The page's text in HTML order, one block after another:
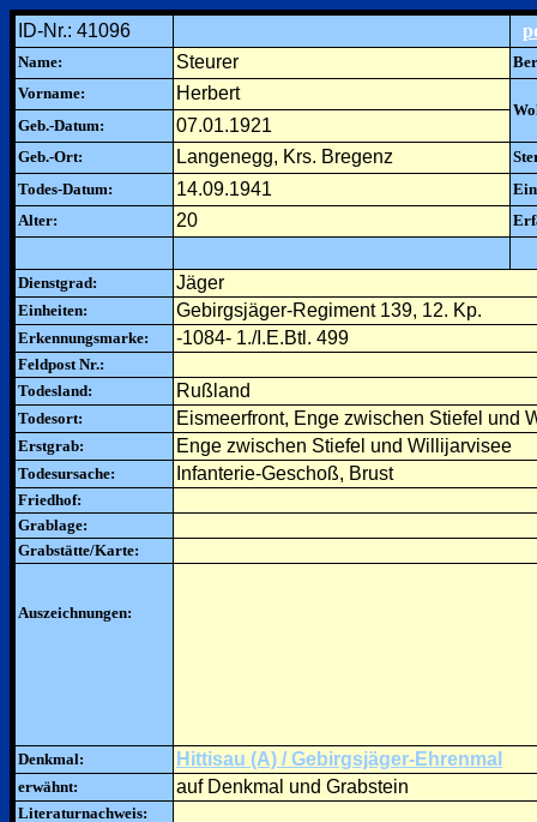
ID-Nr.: 41096
Name: Steurer
Vorname:
Herbert
Geb.-Datum:
07.01.1921
Geb.-Ort: Langenegg, Krs. Bregenz
Todes-Datum:
14.09.1941
Alter:
20
Dienstgrad: Jäger
Einheiten: Gebirgsjäger-Regiment 139, 12. Kp.
Erkennungsmarke: -1084- 1./I.E.Btl. 499
Feldpost Nr.:
Todesland:
Rußland
Todesort: Eismeerfront, Enge zwischen Stiefel und
Erstgrab: Enge zwischen Stiefel und Willijarvisee
Todesursache: Infanterie-Geschoß, Brust
Friedhof:
Grablage:
Grabstätte/Karte:
Auszeichnungen:
Denkmal: Hittisau (A) / Gebirgsjäger-Ehrenmal
erwähnt: auf Denkmal und Grabstein
Literaturnachweis: